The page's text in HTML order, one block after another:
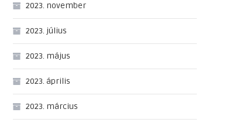
2023. november
2023. július
2023. május
2023. április
2023. március